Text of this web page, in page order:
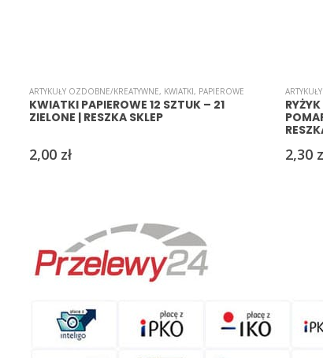
ARTYKUŁY OZDOBNE/KREATYWNE, KWIATKI, PAPIEROWE
KWIATKI PAPIEROWE 12 SZTUK – 21
ZIELONE | RESZKA SKLEP
2,00 zł 2,30